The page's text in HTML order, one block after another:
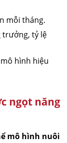
mỗi tháng.
trưởng, tỷ lệ
hình hiệu
ngọt năng
mô hình nuôi